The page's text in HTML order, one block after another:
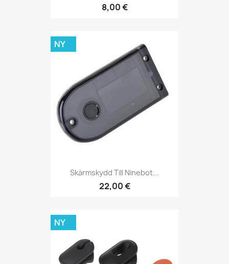
8,00 €
Skärmskydd Till Ninebot...
22,00 €
NY
NY